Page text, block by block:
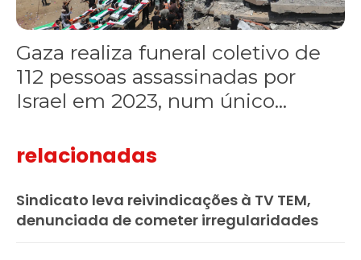
Gaza realiza funeral coletivo de
112 pessoas assassinadas por
Israel em 2023, num único...
relacionadas
Sindicato leva reivindicações à TV TEM,
denunciada de cometer irregularidades